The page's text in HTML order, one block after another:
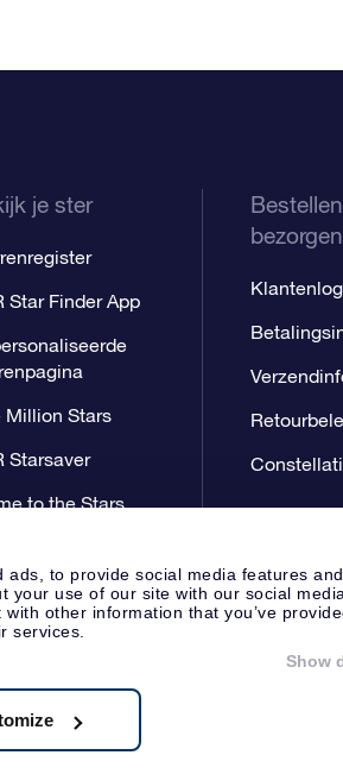
to provide social media features
your use of our site with our social
other information that you’ve
services.
Show
je ster
Star Finder App
Million Stars
Starsaver
to the Stars
bezorgen